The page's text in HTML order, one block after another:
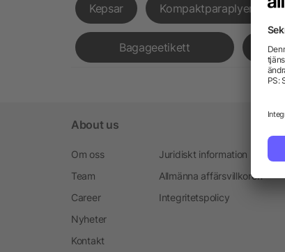
Kepsar Kompaktparaplyer
Bagageetikett
About us
Om oss
Team
Career
Nyheter
Kontakt
Juridiskt information
Allmänna affärsvillkoren
Integritetspolicy